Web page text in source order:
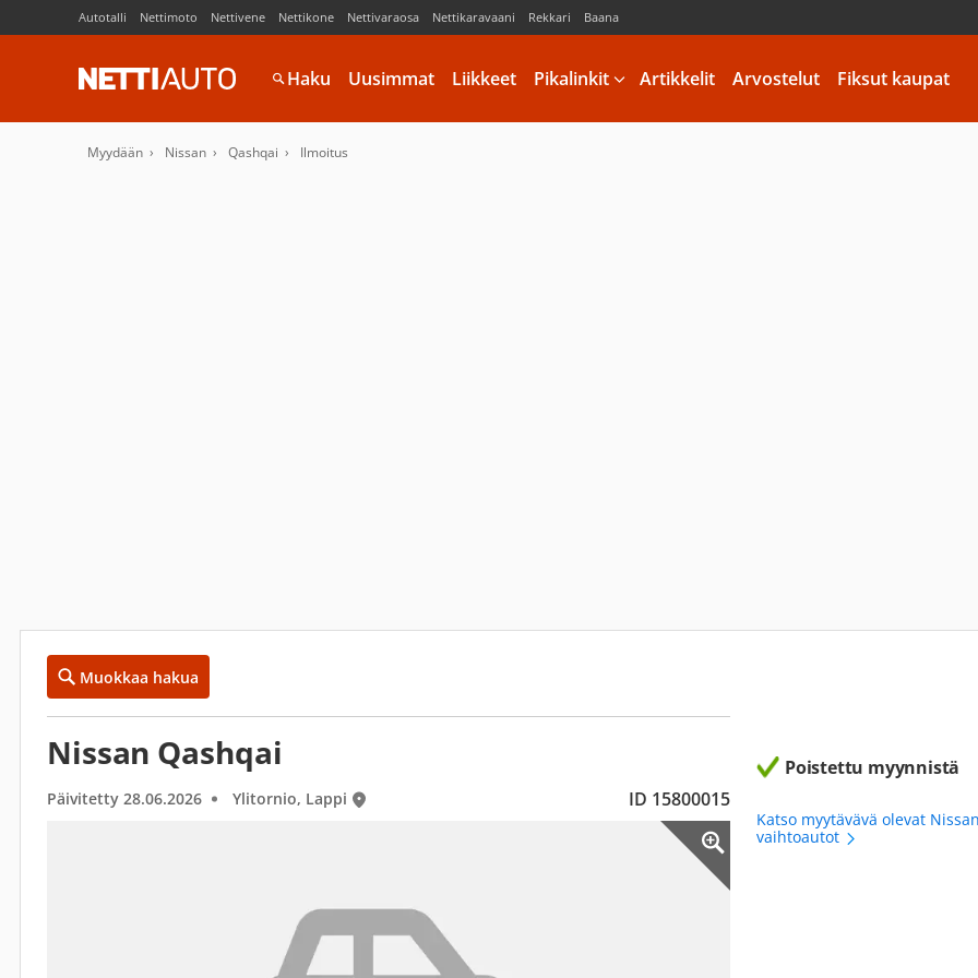
Autotalli Nettimoto Nettivene Nettikone Nettivaraosa Nettikaravaani Rekkari Baana
Haku Uusimmat Liikkeet Pikalinkit Artikkelit Arvostelut Fiksut kaupat
Myydään Nissan Qashqai Ilmoitus
Muokkaa hakua
Nissan Qashqai
Päivitetty 28.06.2026 Ylitornio, Lappi ID 15800015
Poistettu myynnistä
Katso myytävävä olevat
vaihtoautot